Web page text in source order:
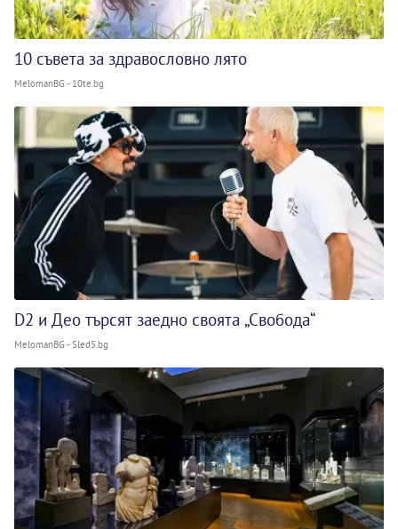
10 съвета за здравословно лято
MelomanBG - 10te.bg
D2 и Део търсят заедно своята „Свобода“
MelomanBG - Sled5.bg